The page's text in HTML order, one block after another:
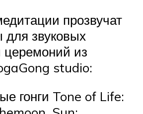
прозвучат
для звуковых
из
studio:
гонги Tone of Life: